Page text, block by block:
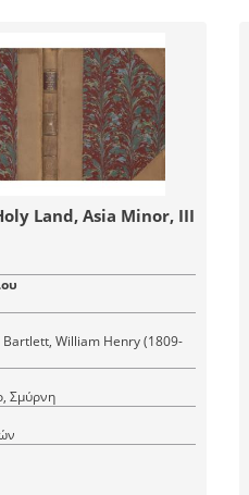
Land, Asia Minor, III
Bartlett, William Henry (1809-
Σμύρνη